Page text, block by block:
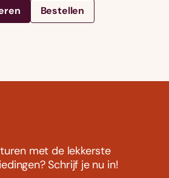
Bestellen
met de lekkerste
Schrijf je nu in!